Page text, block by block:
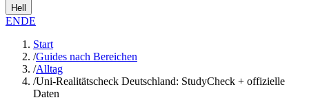
Hell
ENDE
Start
/Guides nach Bereichen
/Alltag
/Uni-Realitätscheck Deutschland: StudyCheck + offizielle
Daten